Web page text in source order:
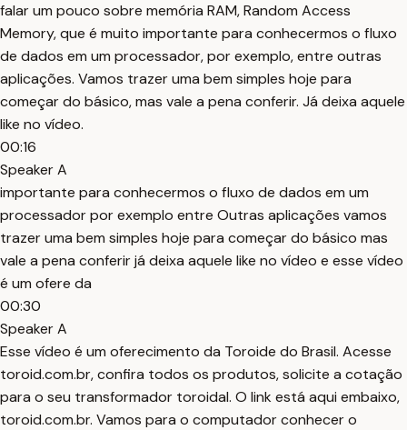
falar um pouco sobre memória RAM, Random Access
Memory, que é muito importante para conhecermos o fluxo
de dados em um processador, por exemplo, entre outras
aplicações. Vamos trazer uma bem simples hoje para
começar do básico, mas vale a pena conferir. Já deixa aquele
like no vídeo.
00:16
Speaker A
importante para conhecermos o fluxo de dados em um
processador por exemplo entre Outras aplicações vamos
trazer uma bem simples hoje para começar do básico mas
vale a pena conferir já deixa aquele like no vídeo e esse vídeo
é um ofere da
00:30
Speaker A
Esse vídeo é um oferecimento da Toroide do Brasil. Acesse
toroid.com.br, confira todos os produtos, solicite a cotação
para o seu transformador toroidal. O link está aqui embaixo,
toroid.com.br. Vamos para o computador conhecer o